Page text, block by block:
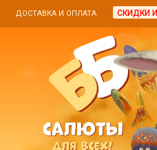
ДОСТАВКА И ОПЛАТА СКИДКИ И